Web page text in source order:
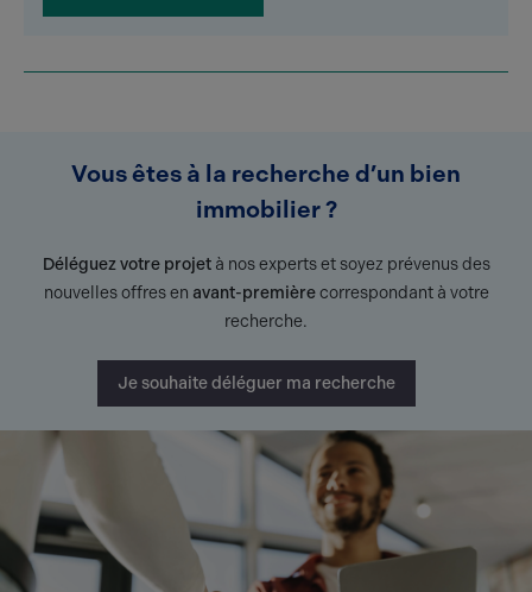
Vous êtes à la recherche d’un bien
immobilier ?
Déléguez votre projetà nos experts et soyez prévenus des
nouvelles offres en avant-premièrecorrespondant à votre
recherche.
Je souhaite déléguer ma recherche